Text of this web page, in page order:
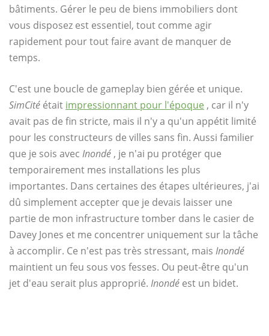
bâtiments. Gérer le peu de biens immobiliers dont
vous disposez est essentiel, tout comme agir
rapidement pour tout faire avant de manquer de
temps.
C'est une boucle de gameplay bien gérée et unique.
SimCité était impressionnant pour l'époque , car il n'y
avait pas de fin stricte, mais il n'y a qu'un appétit limité
pour les constructeurs de villes sans fin. Aussi familier
que je sois avec Inondé , je n'ai pu protéger que
temporairement mes installations les plus
importantes. Dans certaines des étapes ultérieures, j'ai
dû simplement accepter que je devais laisser une
partie de mon infrastructure tomber dans le casier de
Davey Jones et me concentrer uniquement sur la tâche
à accomplir. Ce n'est pas très stressant, mais Inondé
maintient un feu sous vos fesses. Ou peut-être qu'un
jet d'eau serait plus approprié. Inondé est un bidet.